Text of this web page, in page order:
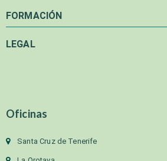
FORMACIÓN
LEGAL
Oficinas
Santa Cruz de Tenerife